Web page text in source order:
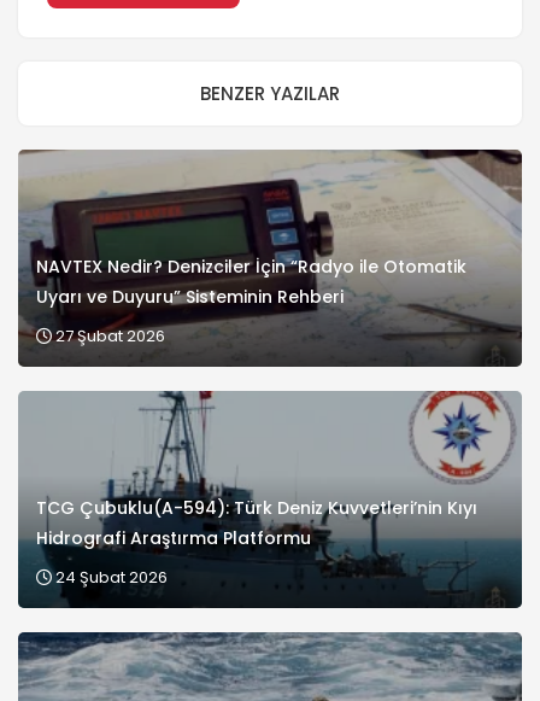
BENZER YAZILAR
NAVTEX Nedir? Denizciler İçin “Radyo ile Otomatik
Uyarı ve Duyuru” Sisteminin Rehberi
27 Şubat 2026
TCG Çubuklu(A-594): Türk Deniz Kuvvetleri’nin Kıyı
Hidrografi Araştırma Platformu
24 Şubat 2026